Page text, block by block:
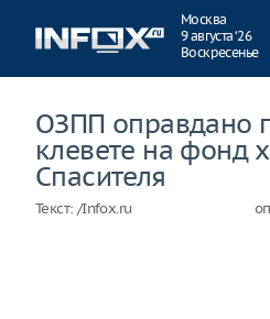
Москва
9 августа ‘26
Воскресенье
ОЗПП оправдано
клевете на фонд
Спасителя
Текст: /Infox.ru